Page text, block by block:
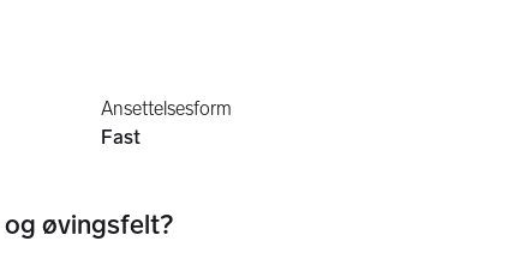
Ansettelsesform
Fast
øvingsfelt?